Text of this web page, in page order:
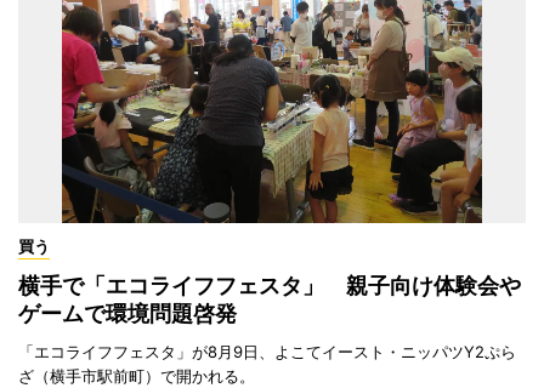
買う
横手で「エコライフフェスタ」 親子向け体験会や
ゲームで環境問題啓発
「エコライフフェスタ」が8月9日、よこてイースト・ニッパツY2ぷら
ざ（横手市駅前町）で開かれる。